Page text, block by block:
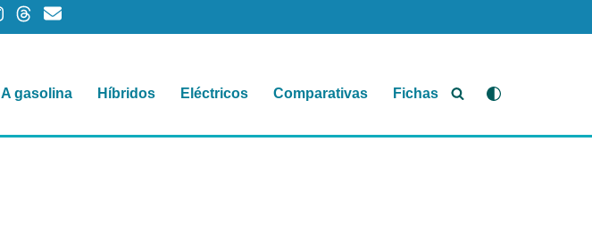
A gasolina Híbridos Eléctricos Comparativas Fichas